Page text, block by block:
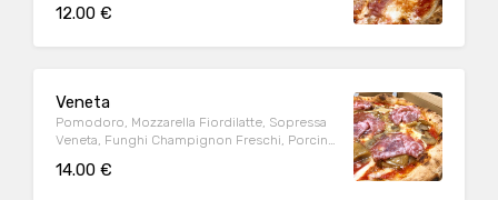
12.00 €
Veneta
Pomodoro, Mozzarella Fiordilatte, Sopressa
Veneta, Funghi Champignon Freschi, Porcini,
14.00 €